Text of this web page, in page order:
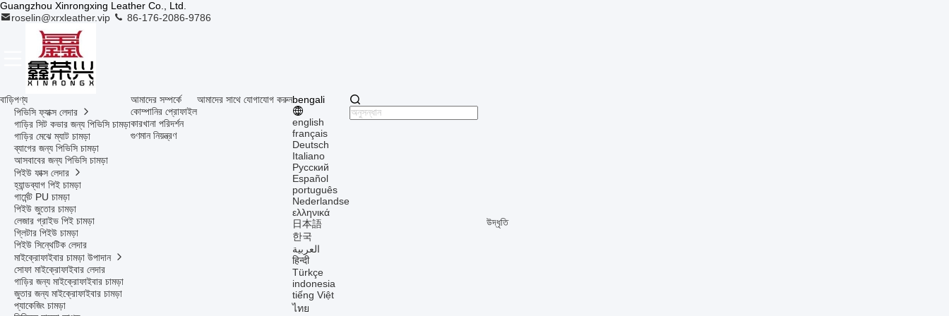
Guangzhou Xinrongxing Leather Co., Ltd.
roselin@xrxleather.vip
86-176-2086-9786
বাড়িপণ্য
পিভিসি ফ্যাক্স লেদার
গাড়ির সিট কভার জন্য পিভিসি চামড়া
গাড়ির মেঝে ম্যাট চামড়া
ব্যাগের জন্য পিভিসি চামড়া
আসবাবের জন্য পিভিসি চামড়া
পিইউ ফাক্স লেদার
হ্যান্ডব্যাগ পিই চামড়া
গার্মেন্ট PU চামড়া
পিইউ জুতোর চামড়া
লেজার গ্রাইভ পিই চামড়া
গ্লিটার পিইউ চামড়া
পিইউ সিন্থেটিক লেদার
মাইক্রোফাইবার চামড়া উপাদান
সোফা মাইক্রোফাইবার লেদার
গাড়ির জন্য মাইক্রোফাইবার চামড়া
জুতার জন্য মাইক্রোফাইবার চামড়া
প্যাকেজিং চামড়া
আমাদের সম্পর্কে
কোম্পানির প্রোফাইল
কারখানা পরিদর্শন
গুণমান নিয়ন্ত্রণ
আমাদের সাথে যোগাযোগ করুনbengali
english
français
Deutsch
Italiano
Русский
Español
português
Nederlandse
ελληνικά
日本語
한국
العربية
हिन्दी
Türkçe
indonesia
tiếng Việt
ไทย
উদ্ধৃতি